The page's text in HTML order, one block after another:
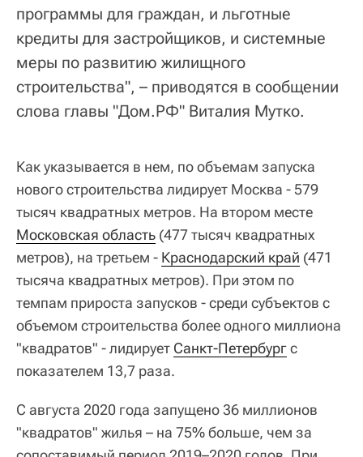
программы для граждан, и льготные
кредиты для застройщиков, и системные
меры по развитию жилищного
строительства", – приводятся в сообщении
слова главы "Дом.РФ" Виталия Мутко.
Как указывается в нем, по объемам запуска
нового строительства лидирует Москва - 579
тысяч квадратных метров. На втором месте
Московская область (477 тысяч квадратных
метров), на третьем - Краснодарский край (471
тысяча квадратных метров). При этом по
темпам прироста запусков - среди субъектов с
объемом строительства более одного миллиона
"квадратов" - лидирует Санкт-Петербургс
показателем 13,7 раза.
С августа 2020 года запущено 36 миллионов
"квадратов" жилья – на 75% больше, чем за